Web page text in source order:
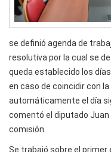
se definió agenda de
resolutiva por la cual se
queda establecido los
en caso de coincidir con
automáticamente el día
comentó el diputado Juan
comisión.
Se trabajó sobre el